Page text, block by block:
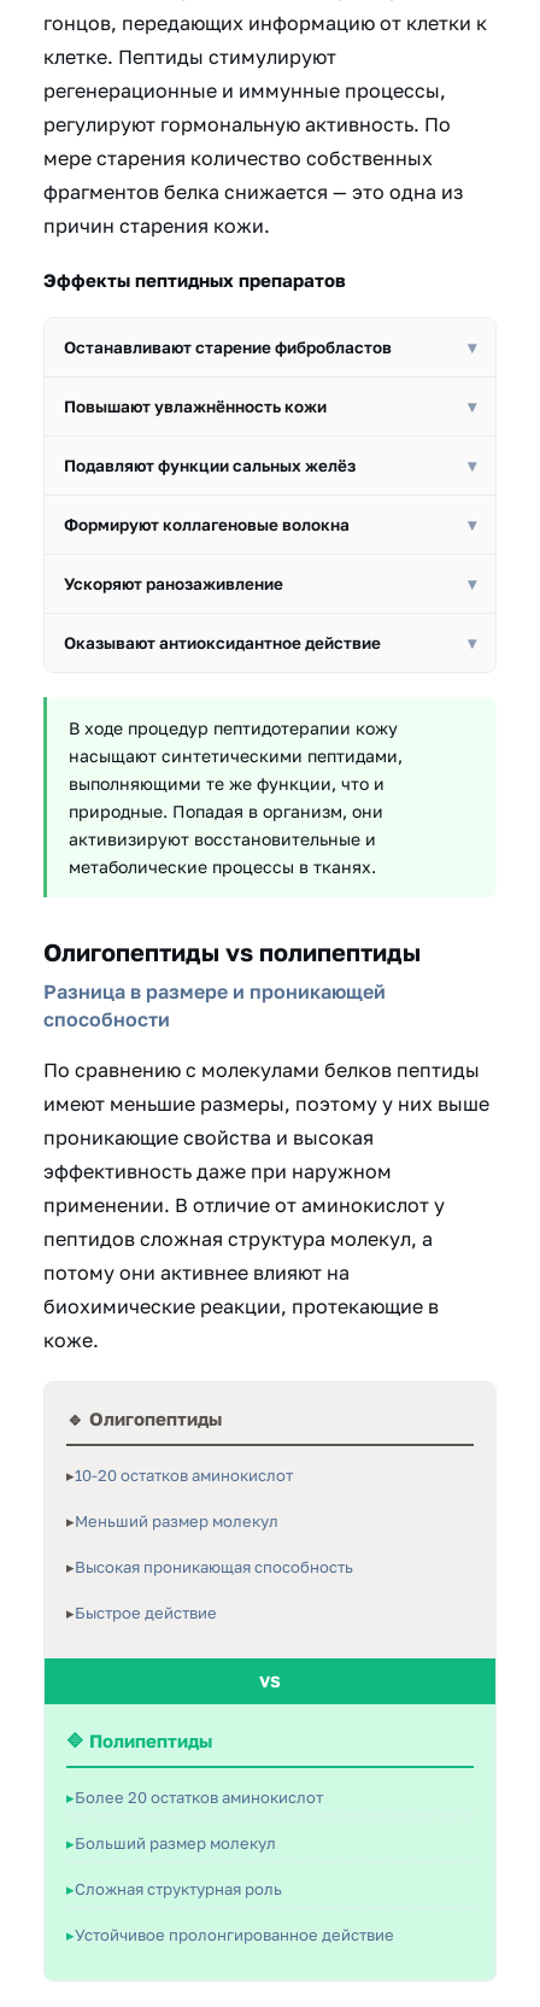
гонцов, передающих информацию от клетки к
клетке. Пептиды стимулируют
регенерационные и иммунные процессы,
регулируют гормональную активность. По
мере старения количество собственных
фрагментов белка снижается — это одна из
причин старения кожи.
Эффекты пептидных препаратов
Останавливают старение фибробластов ▾
Продлевают молодость кожи, увеличивая
Повышают увлажнённость кожи ▾
Стимулируют выработку гиалуроновой кислоты,
Подавляют функции сальных желёз ▾
Уменьшают или устраняют образование акне,
Формируют коллагеновые волокна ▾
Подтягивают кожные покровы, восстанавливают
Ускоряют ранозаживление ▾
Предотвращают образование келоидных рубцов,
Оказывают антиоксидантное действие ▾
уменьшают выработку медиаторов воспаления.
В ходе процедур пептидотерапии кожу
насыщают синтетическими пептидами,
выполняющими те же функции, что и
природные. Попадая в организм, они
активизируют восстановительные и
метаболические процессы в тканях.
Олигопептиды vs полипептиды
Разница в размере и проникающей
способности
По сравнению с молекулами белков пептиды
имеют меньшие размеры, поэтому у них выше
проникающие свойства и высокая
эффективность даже при наружном
применении. В отличие от аминокислот у
пептидов сложная структура молекул, а
потому они активнее влияют на
биохимические реакции, протекающие в
коже.
🔹 Олигопептиды
10-20 остатков аминокислот
Меньший размер молекул
Высокая проникающая способность
Быстрое действие
VS
🔷 Полипептиды
Более 20 остатков аминокислот
Больший размер молекул
Сложная структурная роль
Устойчивое пролонгированное действие